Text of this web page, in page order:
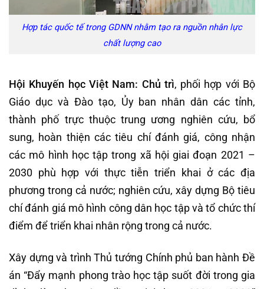
Hợp tác quốc tế trong GDNN nhằm tạo ra nguồn nhân lực
chất lượng cao
Hội Khuyến học Việt Nam: Chủ trì, phối hợp với Bộ
Giáo dục và Đào tạo, Ủy ban nhân dân các tỉnh,
thành phố trực thuộc trung ương nghiên cứu, bổ
sung, hoàn thiện các tiêu chí đánh giá, công nhận
các mô hình học tập trong xã hội giai đoạn 2021 –
2030 phù hợp với thực tiễn triển khai ở các địa
phương trong cả nước; nghiên cứu, xây dựng Bộ tiêu
chí đánh giá mô hình công dân học tập và tổ chức thí
điểm để triển khai nhân rộng trong cả nước.
Xây dựng và trình Thủ tướng Chính phủ ban hành Đề
án “Đẩy mạnh phong trào học tập suốt đời trong gia